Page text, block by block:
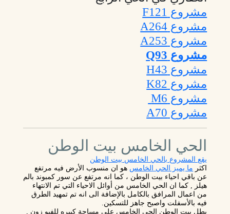
مشروع F121
مشروع A264
مشروع A253
مشروع Q93
مشروع H43
مشروع K82
مشروع M6
مشروع A70
الحي الخامس بيت الوطن
يقع المشروع بالحي الخامس بيت الوطن
اكثر ما يميز الحي الخامس هو ان منسوب الأرض فيه مرتفع
عن باقي احياء بيت الوطن ، كما انه مرتفع عن سور كمبوند بالم
هيلز , كما ان الحي الخامس من أوائل الاحياء التي تم الانتهاء
من اعمال المرافق بالكامل بالإضافة الى انه تم تمهيد الطرق
فيه بالأسفلت واصبح جاهز للتسكين.
يطل بيت الوطن الحي الخامس علي مساحة كبيره للفيو زون ,